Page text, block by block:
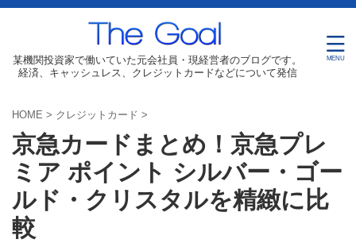
某機関投資家で働いていた元会社員・現経営者のブログです。
経済、キャッシュレス、クレジットカードなどについて発信
HOME > クレジットカード >
京急カードまとめ！京急プレ
ミア ポイント シルバー・ゴー
ルド・クリスタルを精緻に比
較